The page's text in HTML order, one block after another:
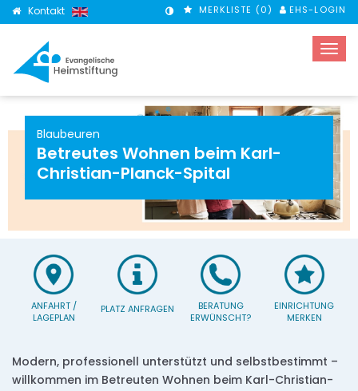
Kontakt
KONTRASTMODUS
MERKLISTE (0) EHS-LOGIN
Blaubeuren
Betreutes Wohnen beim Karl-
Christian-Planck-Spital
ANFAHRT /
LAGEPLAN
PLATZ ANFRAGEN
BERATUNG
ERWÜNSCHT?
EINRICHTUNG
MERKEN
Modern, professionell unterstützt und selbstbestimmt –
willkommen im Betreuten Wohnen beim Karl-Christian-